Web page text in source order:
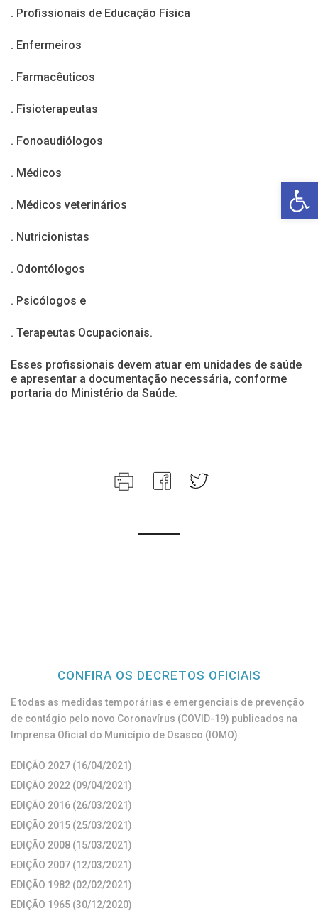
. Profissionais de Educação Física
. Enfermeiros
. Farmacêuticos
. Fisioterapeutas
. Fonoaudiólogos
. Médicos
. Médicos veterinários
. Nutricionistas
. Odontólogos
. Psicólogos e
. Terapeutas Ocupacionais.
Esses profissionais devem atuar em unidades de saúde
e apresentar a documentação necessária, conforme
portaria do Ministério da Saúde.
CONFIRA OS DECRETOS OFICIAIS
E todas as medidas temporárias e emergenciais de prevenção
de contágio pelo novo Coronavírus (COVID-19) publicados na
Imprensa Oficial do Município de Osasco (IOMO).
EDIÇÃO 2027 (16/04/2021)
EDIÇÃO 2022 (09/04/2021)
EDIÇÃO 2016 (26/03/2021)
EDIÇÃO 2015 (25/03/2021)
EDIÇÃO 2008 (15/03/2021)
EDIÇÃO 2007 (12/03/2021)
EDIÇÃO 1982 (02/02/2021)
EDIÇÃO 1965 (30/12/2020)
Open toolbar